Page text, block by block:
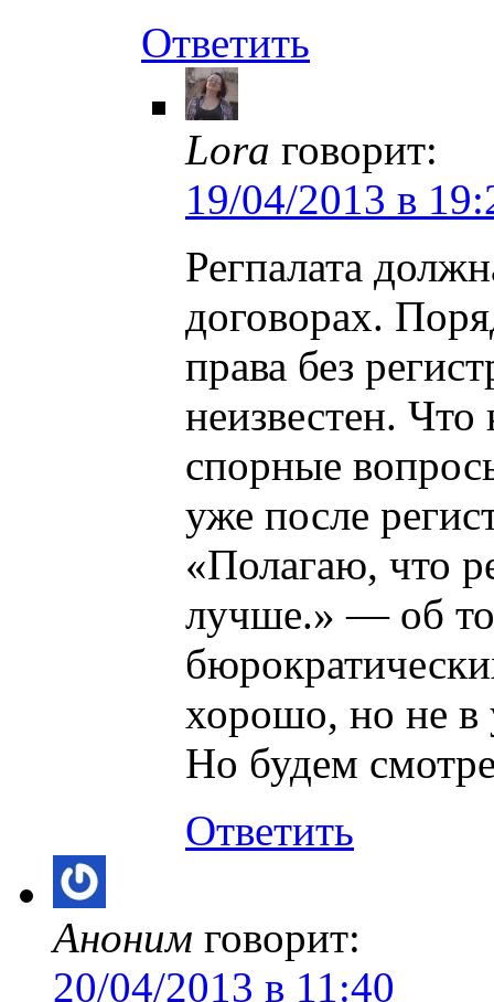
Ответить
Lora говорит:
19/04/2013 в
Регпалата
договорах.
права без
неизвестен. Что
спорные
уже после
«Полагаю, что
лучше.» — об
хорошо, но не в
Но будем
Ответить
Аноним говорит:
20/04/2013 в 11:40